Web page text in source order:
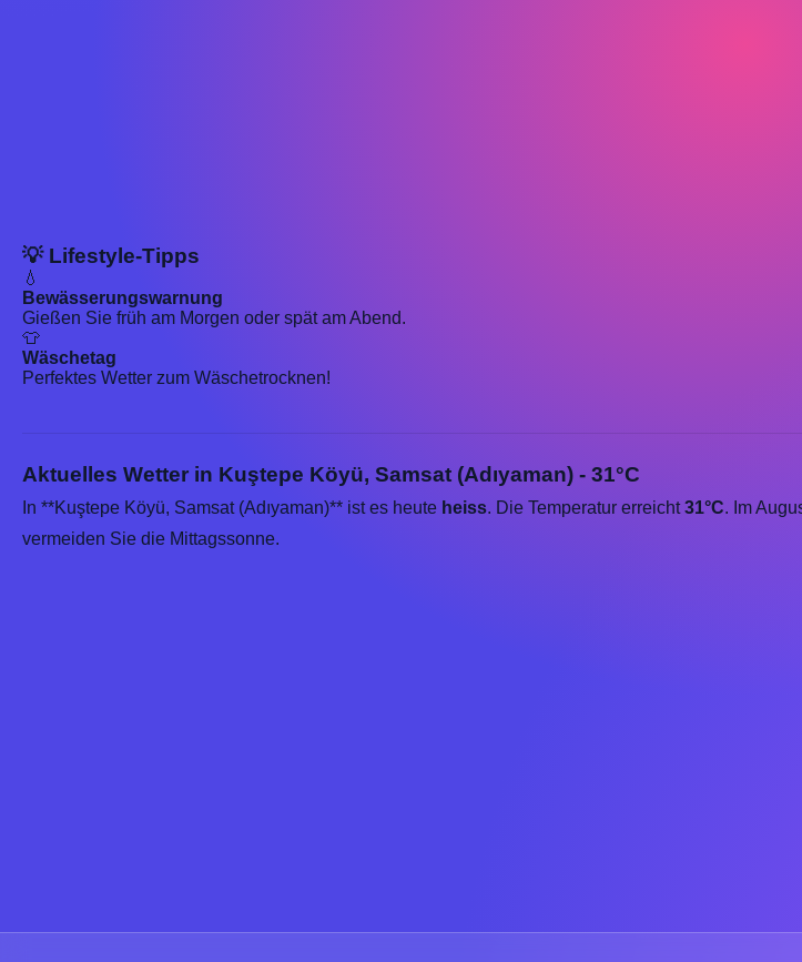
💡 Lifestyle-Tipps
💧
Bewässerungswarnung
Gießen Sie früh am Morgen oder spät am Abend.
👕
Wäschetag
Perfektes Wetter zum Wäschetrocknen!
Aktuelles Wetter in Kuştepe Köyü, Samsat (Adıyaman) - 31°C
In **Kuştepe Köyü, Samsat (Adıyaman)** ist es heute heiss. Die Temperatur erreicht31°C. Im
vermeiden Sie die Mittagssonne.